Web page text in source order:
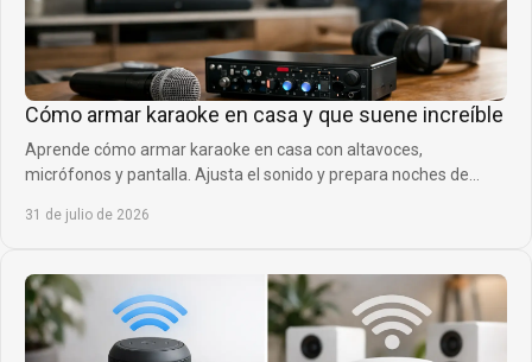
Cómo armar karaoke en casa y que suene increíble
Aprende cómo armar karaoke en casa con altavoces,
micrófonos y pantalla. Ajusta el sonido y prepara noches de
31 de julio de 2026